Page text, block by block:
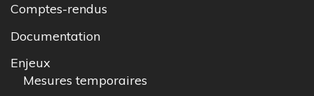
Comptes-rendus
Documentation
Enjeux
Mesures temporaires